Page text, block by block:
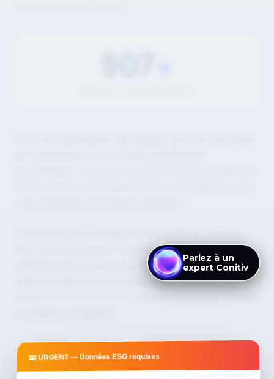
(identification des risques), questionnaires de
vigilance ciblés pour les fournisseurs critiques, et
audits probants pour les cas les plus sensibles. Le tout
📧 URGENT — Données ESG requises
Parlez à un
expert Conitiv